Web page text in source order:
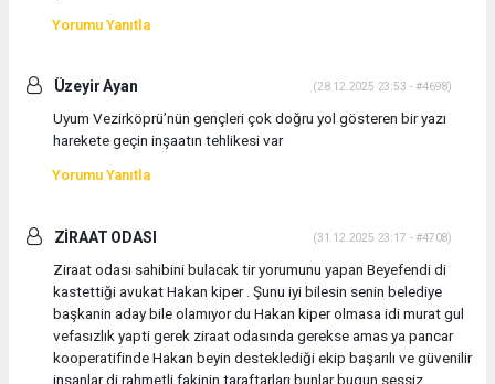
Yorumu Yanıtla
Üzeyir Ayan (28.12.2025 23:53 - #4698)
Uyum Vezirköprü’nün gençleri çok doğru yol gösteren bir yazı
harekete geçin inşaatın tehlikesi var
Yorumu Yanıtla
ZİRAAT ODASI (31.12.2025 23:17 - #4708)
Ziraat odası sahibini bulacak tir yorumunu yapan Beyefendi di
kastettiği avukat Hakan kiper . Şunu iyi bilesin senin belediye
başkanin aday bile olamıyor du Hakan kiper olmasa idi murat gul
vefasızlık yapti gerek ziraat odasında gerekse amas ya pancar
kooperatifinde Hakan beyin desteklediği ekip başarılı ve güvenilir
insanlar di rahmetli fakinin taraftarları bunlar bugun sessiz